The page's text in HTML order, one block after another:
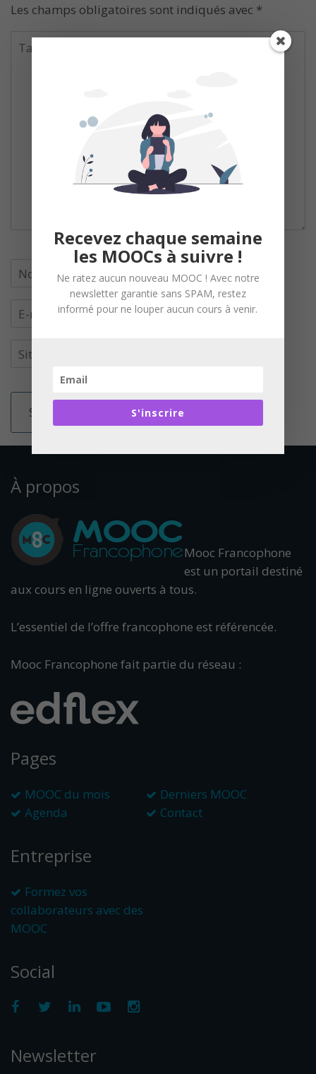
Les champs obligatoires sont indiqués avec *
À propos
Mooc Francophone
est un portail destiné
aux cours en ligne ouverts à tous.
L’essentiel de l’offre francophone est référencée.
Mooc Francophone fait partie du réseau :
Pages
MOOC du mois
Derniers MOOC
Agenda
Contact
Entreprise
Formez vos
collaborateurs avec des
MOOC
Social
Newsletter
Recevez chaque semaine
les MOOCs à suivre !
Ne ratez aucun nouveau MOOC ! Avec notre
newsletter garantie sans SPAM, restez
informé pour ne louper aucun cours à venir.
S'inscrire